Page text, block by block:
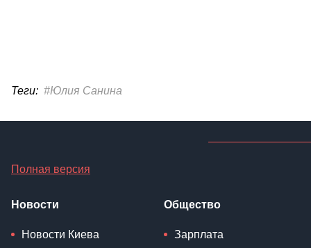
Теги: #Юлия Санина
Полная версия
Новости
Новости Киева
Общество
Зарплата